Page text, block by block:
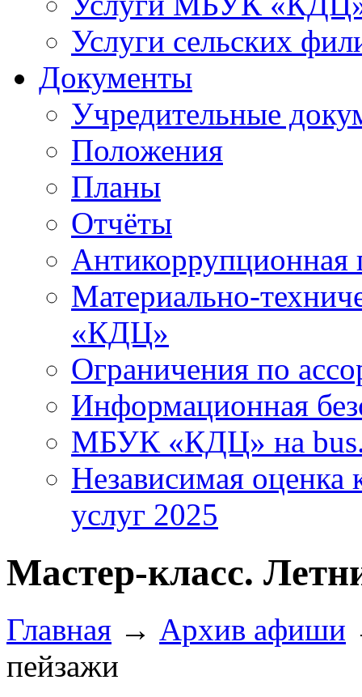
Услуги сельских
Документы
Учредительные
Положения
Планы
Отчёты
Антикоррупционная
Материально-
«КДЦ»
Ограничения по
Информационная
МБУК «КДЦ» на
Независимая оценка
услуг 2025
Мастер-класс.
Главная → Архив афиши
пейзажи